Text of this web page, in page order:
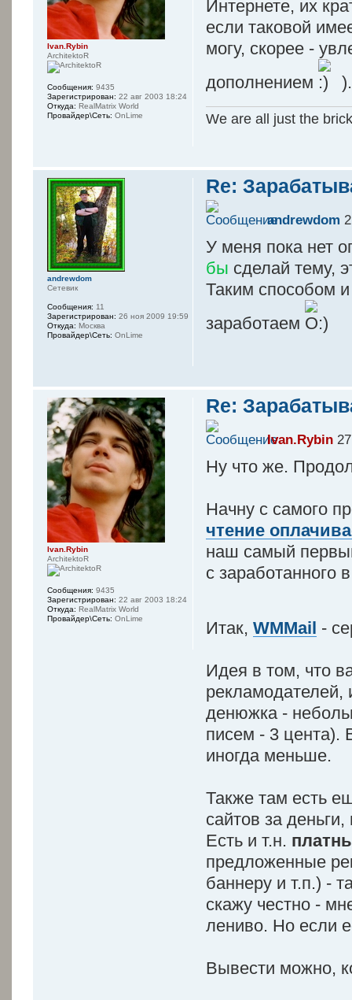
Интернете, их
если таковой
могу, скорее -
дополнением
We are all just the
Ivan.Rybin
ArchitektoR
Сообщения: 9435
Зарегистрирован: 22 авг 2003 18:24
Откуда: RealMatrix World
Провайдер\Сеть: OnLime
Re:
andrewdom
У меня пока нет
бы сделай тему,
Таким способом
заработаем
andrewdom
Сетевик
Сообщения: 11
Зарегистрирован: 26 ноя 2009 19:59
Откуда: Москва
Провайдер\Сеть: OnLime
Re:
Ivan.Rybin
Ну что же.
Начну с самого
чтение
наш самый
с заработанного
Итак,WMMail -
Идея в том, что
рекламодателей,
денюжка -
писем - 3 цента).
иногда меньше.
Также там есть
сайтов за
Есть и т.н.
предложенные
баннеру и т.п.) -
скажу честно -
лениво. Но если
Вывести можно,
Ivan.Rybin
ArchitektoR
Сообщения: 9435
Зарегистрирован: 22 авг 2003 18:24
Откуда: RealMatrix World
Провайдер\Сеть: OnLime